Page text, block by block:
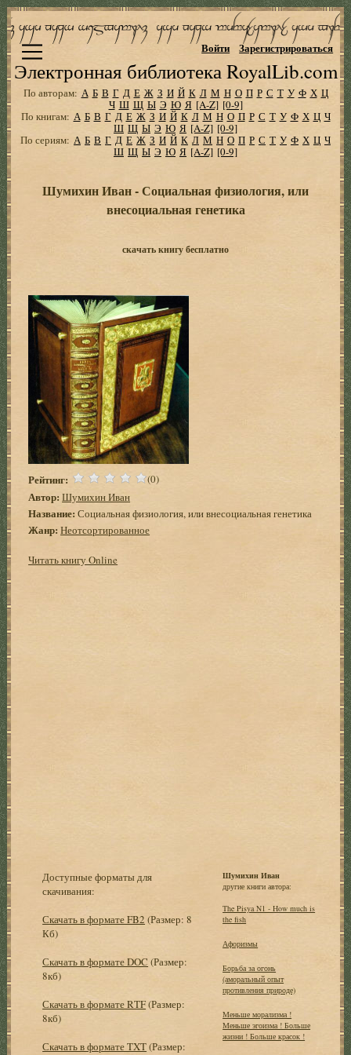
Электронная библиотека RoyalLib.com
Войти Зарегистрироваться
По авторам: А Б В Г Д Е Ж З И Й К Л М Н О П Р С Т У Ф Х Ц
Ч Ш Щ Ы Э Ю Я [A-Z] [0-9]
По книгам: А Б В Г Д Е Ж З И Й К Л М Н О П Р С Т У Ф Х Ц Ч
Ш Щ Ы Э Ю Я [A-Z] [0-9]
По сериям: А Б В Г Д Е Ж З И Й К Л М Н О П Р С Т У Ф Х Ц Ч
Ш Щ Ы Э Ю Я [A-Z] [0-9]
Шумихин Иван - Социальная физиология, или
внесоциальная генетика
скачать книгу бесплатно
Рейтинг: (0)
Автор: Шумихин Иван
Название: Социальная физиология, или внесоциальная генетика
Жанр: Неотсортированное
Читать книгу Online
Доступные форматы для
скачивания:
Скачать в формате FB2 (Размер: 8
Кб)
Скачать в формате DOC (Размер:
8кб)
Скачать в формате RTF(Размер:
8кб)
Скачать в формате TXT(Размер:
Шумихин Иван
другие книги автора:
The Pisya N1 - How much is
the fish
Афоризмы
Борьба за огонь
(аморальный опыт
противления природе)
Меньше морализма !
Меньше эгоизма ! Больше
жизни ! Больше красок !